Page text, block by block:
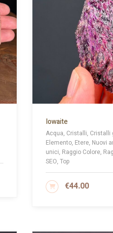
Iowaite
Acqua, Cristalli, Cristalli
Elemento, Etere, Nuovi
unici, Raggio Colore,
SEO, Top
€44.00
AGGIUNGI AL